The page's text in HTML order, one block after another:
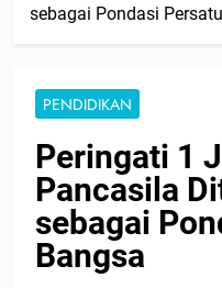
sebagai Pondasi
PENDIDIKAN
Peringati 1
Pancasila
sebagai
Bangsa